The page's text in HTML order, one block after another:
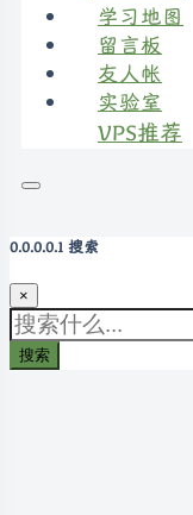
学习地图
留言板
友人帐
实验室
VPS推荐
搜索
×
搜索